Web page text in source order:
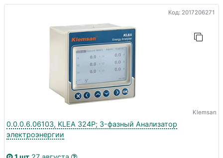
Код: 2017206271
Klemsan
0.0.0.6.06103, KLEA 324P; 3-фазный Анализатор
электроэнергии